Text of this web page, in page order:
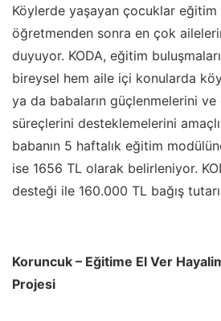
Köylerde yaşayan çocuklar eğitim
öğretmenden sonra en çok
duyuyor. KODA, eğitim
bireysel hem aile içi konularda
ya da babaların güçlenmelerini ve
süreçlerini desteklemelerini
babanın 5 haftalık eğitim
ise 1656 TL olarak belirleniyor.
desteği ile 160.000 TL bağış
Koruncuk – Eğitime El Ver
Projesi